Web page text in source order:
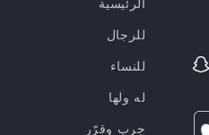
سناب
الرئيسية
للرجال
للنساء
له ولها
جرب وقرّر